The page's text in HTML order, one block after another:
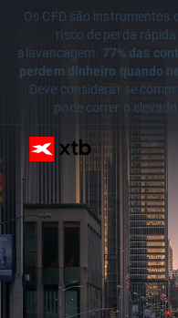
Os CFD são instrumentos
risco de perda
alavancagem. 77% das
perdem dinheiro quando
Deve considerar se
pode correr o